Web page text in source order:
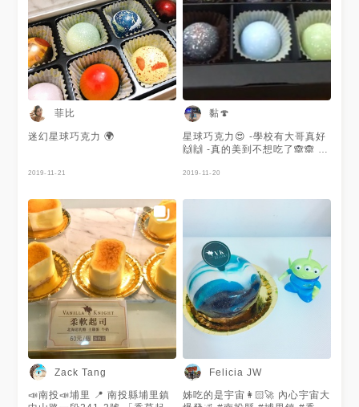
菲比
迷幻星球巧克力 🌍
2019-11-21
黏🍄
星球巧克力😍 -學校有大哥真好
🙌🙌 -真的美到不想吃了🙈🙈 #
2019-11-20
Zack Tang
📣南投📣埔里 📍 南投縣埔里鎮
Felicia JW
姊吃的是宇宙👩🏻‍🚀 內心宇宙大